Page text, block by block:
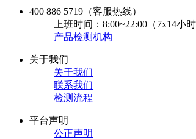
400 886 5719 （客服热线）
上班时间：8:00~22:00（7x14小时
产品检测机构
关于我们
关于我们
联系我们
检测流程
平台声明
公正声明